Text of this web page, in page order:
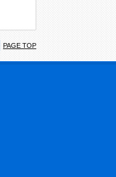
PAGE TOP